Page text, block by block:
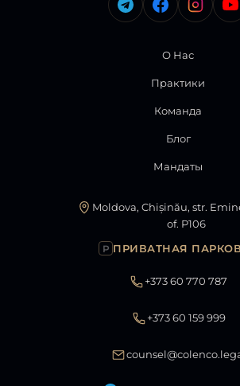
О Нас
Практики
Команда
Блог
Мандаты
Moldova, Chișinău, str.
of. P106
P ПРИВАТНАЯ
+373 60 770 787
+373 60 159 999